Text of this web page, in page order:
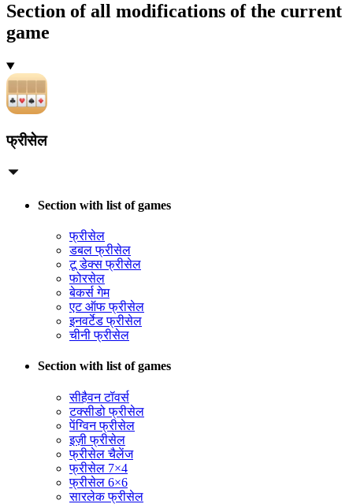
Section of all modifications of the current
game
फ्रीसेल
Section with list of games
फ्रीसेल
डबल फ्रीसेल
टू डेक्स फ्रीसेल
फोरसेल
बेकर्स गेम
एट ऑफ फ्रीसेल
इनवर्टेड फ्रीसेल
चीनी फ्रीसेल
Section with list of games
सीहैवन टॉवर्स
टक्सीडो फ्रीसेल
पेंग्विन फ्रीसेल
इज़ी फ्रीसेल
फ्रीसेल चैलेंज
फ्रीसेल 7×4
फ्रीसेल 6×6
सारलेक फ्रीसेल